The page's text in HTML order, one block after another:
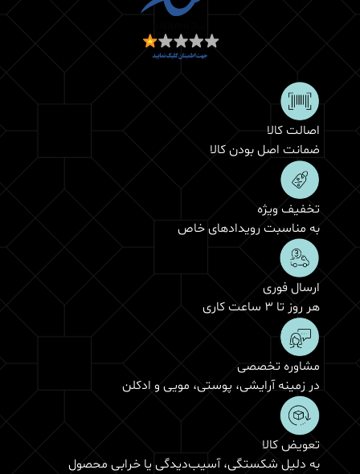
اصالت کالا
ضمانت اصل بودن کالا
تخفیف ویژه
به مناسبت رویدادهای خاص
ارسال فوری
هر روز تا 3 ساعت کاری
مشاوره تخصصی
در زمینه آرایشی، پوستی، مویی و ادکلن
تعویض کالا
به دلیل شکستگی، آسیب‌دیدگی یا خرابی محصول